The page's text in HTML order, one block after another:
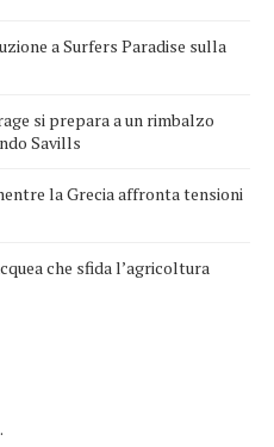
a Surfers Paradise sulla
si prepara a un rimbalzo
Savills
la Grecia affronta tensioni
che sfida l’agricoltura